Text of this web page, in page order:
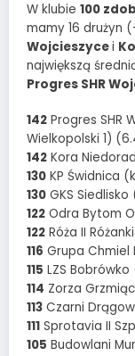
W klubie 100
mamy 16 drużyn
Wojcieszycei
największą
Progres SHR
142 Progres SHR
Wielkopolski 1)
142 Kora
130 KP Świdnica
130 GKS
122 Odra Bytom
122 Róża II
116 Grupa Chmiel
115 LZS
114 Zorza
113 Czarni
111 Sprotavia II
105 Budowlani